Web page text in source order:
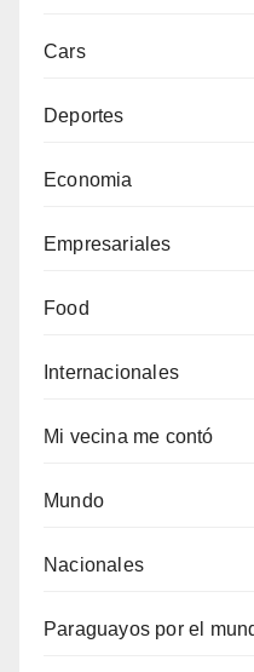
Cars
Deportes
Economia
Empresariales
Food
Internacionales
Mi vecina me contó
Mundo
Nacionales
Paraguayos por el